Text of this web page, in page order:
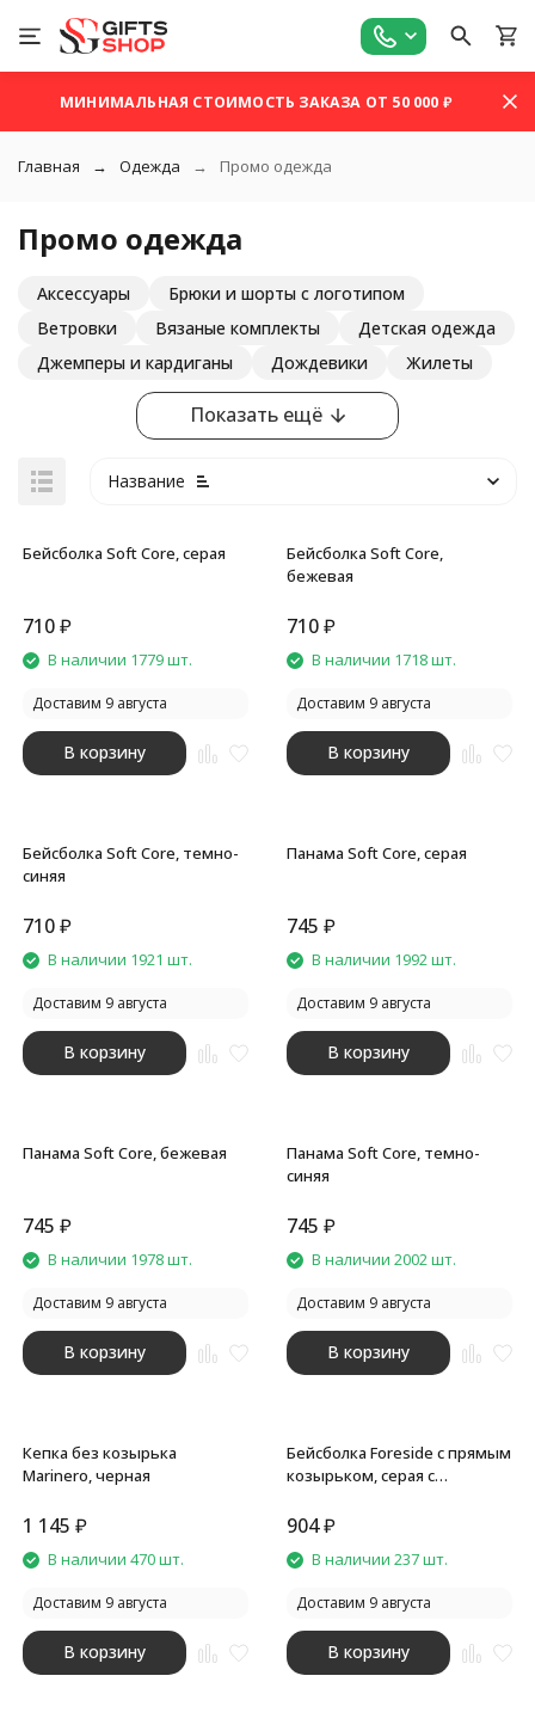
МИНИМАЛЬНАЯ СТОИМОСТЬ ЗАКАЗА ОТ 50 000 ₽
Главная Одежда Промо одежда
Промо одежда
Аксессуары
Брюки и шорты с логотипом
Ветровки
Вязаные комплекты
Детская одежда
Джемперы и кардиганы
Дождевики Жилеты
Показать ещё
Название
Бейсболка Soft Core, серая
710₽
В наличии 1779 шт.
Доставим 9 августа
В корзину
Бейсболка Soft Core,
бежевая
710₽
В наличии 1718 шт.
Доставим 9 августа
В корзину
Бейсболка Soft Core, темно-
синяя
710₽
В наличии 1921 шт.
Доставим 9 августа
В корзину
Панама Soft Core, серая
745 ₽
В наличии 1992 шт.
Доставим 9 августа
В корзину
Панама Soft Core, бежевая
745 ₽
В наличии 1978 шт.
Доставим 9 августа
В корзину
Панама Soft Core, темно-
синяя
745 ₽
В наличии 2002 шт.
Доставим 9 августа
В корзину
Кепка без козырька
Marinero, черная
1 145 ₽
В наличии 470 шт.
Доставим 9 августа
В корзину
Бейсболка Foreside с прямым
козырьком, серая с
904₽
В наличии 237 шт.
Доставим 9 августа
В корзину